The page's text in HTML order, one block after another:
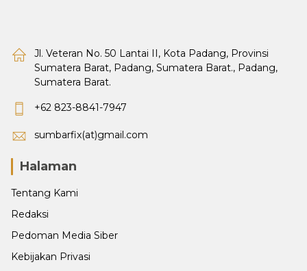
Jl. Veteran No. 50 Lantai II, Kota Padang, Provinsi
Sumatera Barat, Padang, Sumatera Barat., Padang,
Sumatera Barat.
+62 823-8841-7947
sumbarfix(at)gmail.com
Halaman
Tentang Kami
Redaksi
Pedoman Media Siber
Kebijakan Privasi